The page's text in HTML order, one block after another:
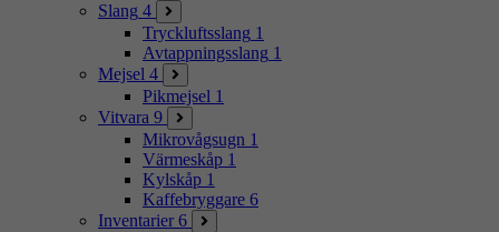
Slang 4
Tryckluftsslang 1
Avtappningsslang 1
Mejsel 4
Pikmejsel 1
Vitvara 9
Mikrovågsugn 1
Värmeskåp 1
Kylskåp 1
Kaffebryggare 6
Inventarier 6